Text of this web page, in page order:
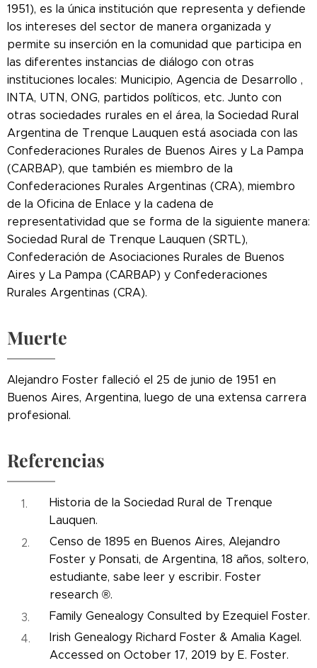
1951), es la única institución que representa y defiende
los intereses del sector de manera organizada y
permite su inserción en la comunidad que participa en
las diferentes instancias de diálogo con otras
instituciones locales: Municipio, Agencia de Desarrollo ,
INTA, UTN, ONG, partidos políticos, etc. Junto con
otras sociedades rurales en el área, la Sociedad Rural
Argentina de Trenque Lauquen está asociada con las
Confederaciones Rurales de Buenos Aires y La Pampa
(CARBAP), que también es miembro de la
Confederaciones Rurales Argentinas (CRA), miembro
de la Oficina de Enlace y la cadena de
representatividad que se forma de la siguiente manera:
Sociedad Rural de Trenque Lauquen (SRTL),
Confederación de Asociaciones Rurales de Buenos
Aires y La Pampa (CARBAP) y Confederaciones
Rurales Argentinas (CRA).
Muerte
Alejandro Foster falleció el 25 de junio de 1951 en
Buenos Aires, Argentina, luego de una extensa carrera
profesional.
Referencias
Historia de la Sociedad Rural de Trenque
Lauquen.
Censo de 1895 en Buenos Aires, Alejandro
Foster y Ponsati, de Argentina, 18 años, soltero,
estudiante, sabe leer y escribir. Foster
research ®.
Family Genealogy Consulted by Ezequiel Foster.
Irish Genealogy Richard Foster & Amalia Kagel.
Accessed on October 17, 2019 by E. Foster.